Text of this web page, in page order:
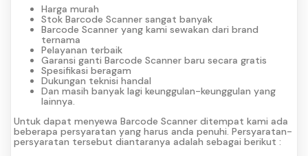
Harga murah
Stok Barcode Scanner sangat banyak
Barcode Scanner yang kami sewakan dari brand
ternama
Pelayanan terbaik
Garansi ganti Barcode Scanner baru secara gratis
Spesifikasi beragam
Dukungan teknisi handal
Dan masih banyak lagi keunggulan-keunggulan yang
lainnya.
Untuk dapat menyewa Barcode Scanner ditempat kami ada
beberapa persyaratan yang harus anda penuhi. Persyaratan-
persyaratan tersebut diantaranya adalah sebagai berikut :